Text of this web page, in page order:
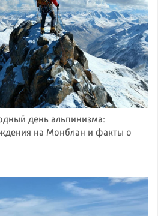
день альпинизма:
на Монблан и факты о